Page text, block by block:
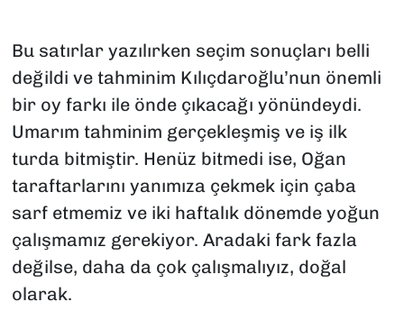
Bu satırlar yazılırken seçim sonuçları belli
değildi ve tahminim Kılıçdaroğlu’nun önemli
bir oy farkı ile önde çıkacağı yönündeydi.
Umarım tahminim gerçekleşmiş ve iş ilk
turda bitmiştir. Henüz bitmedi ise, Oğan
taraftarlarını yanımıza çekmek için çaba
sarf etmemiz ve iki haftalık dönemde yoğun
çalışmamız gerekiyor. Aradaki fark fazla
değilse, daha da çok çalışmalıyız, doğal
olarak.
SPOR
TEKNOLOJİ
YAŞAM
YEREL YÖNETİMLER